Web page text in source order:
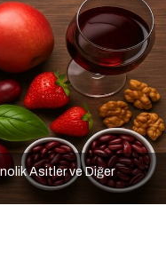
Asitler ve Diğer